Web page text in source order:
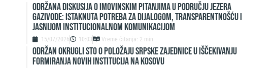
Održana diskusija o imovinskim pitanjima u području jezera
Gazivode: Istaknuta potreba za dijalogom, transparentnošću i
jasnijom institucionalnom komunikacijom
15/07/2026 10:03 Vreme čitanja: 2 min
ODRŽAN OKRUGLI STO O POLOŽAJU SRPSKE ZAJEDNICE U IŠČEKIVANJU
FORMIRANJA NOVIH INSTITUCIJA NA KOSOVU